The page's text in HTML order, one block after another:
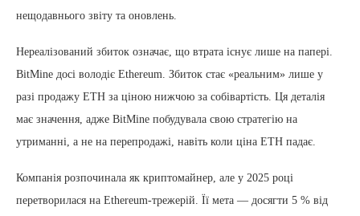
нещодавнього звіту та оновлень.
Нереалізований збиток означає, що втрата існує лише на папері.
BitMine досі володіє Ethereum. Збиток стає «реальним» лише у
разі продажу ETH за ціною нижчою за собівартість. Ця деталія
має значення, адже BitMine побудувала свою стратегію на
утриманні, а не на перепродажі, навіть коли ціна ETH падає.
Компанія розпочинала як криптомайнер, але у 2025 році
перетворилася на Ethereum-трежерій. Її мета — досягти 5 % від